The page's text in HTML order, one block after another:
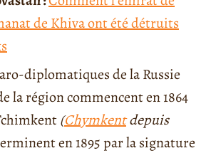
de Khiva ont été détruits
diplomatiques de la Russie
la région commencent en 1864
(Chymkentdepuis
en 1895 par la signature